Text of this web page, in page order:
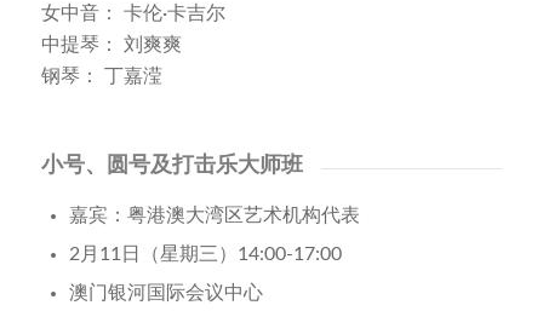
女中音： 卡伦·卡吉尔
中提琴： 刘爽爽
钢琴： 丁嘉滢
小号、圆号及打击乐大师班
嘉宾：粤港澳大湾区艺术机构代表
2月11日（星期三）14:00-17:00
澳门银河国际会议中心